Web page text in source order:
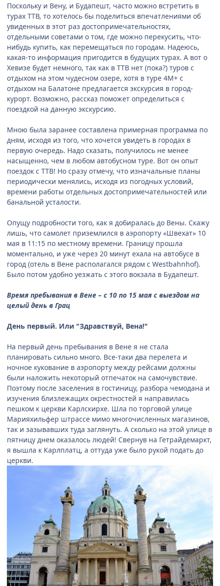
Поскольку и Вену, и Будапешт, часто можно встретить в
турах ТТВ, то хотелось бы поделиться впечатлениями об
увиденных в этот раз достопримечательностях,
отдельными советами о том, где можно перекусить, что-
нибудь купить, как перемещаться по городам. Надеюсь,
какая-то информация пригодится в будущих турах. А вот о
Хевизе будет немного, так как в ТТВ нет (пока?) туров с
отдыхом на этом чудесном озере, хотя в туре 4М+ с
отдыхом на Балатоне предлагается экскурсия в город-
курорт. Возможно, рассказ поможет определиться с
поездкой на данную экскурсию.
Мною была заранее составлена примерная программа по
дням, исходя из того, что хочется увидеть в городах в
первую очередь. Надо сказать, получилось не менее
насыщенно, чем в любом автобусном туре. Вот он опыт
поездок с ТТВ! Но сразу отмечу, что изначальные планы
периодически менялись, исходя из погодных условий,
времени работы отдельных достопримечательностей или
банальной усталости.
Опущу подробности того, как я добиралась до Вены. Скажу
лишь, что самолет приземлился в аэропорту «Швехат» 10
мая в 11:15 по местному времени. Границу прошла
моментально, и уже через 20 минут ехала на автобусе в
город (отель в Вене располагался рядом с Westbahnhof).
Было потом удобно уезжать с этого вокзала в Будапешт.
Время пребывания в Вене – с 10 по 15 мая с выездом на
целый день в Грац
День первый. Или "Здравствуй, Вена!"
На первый день пребывания в Вене я не стала
планировать сильно много. Все-таки два перелета и
ночное кукование в аэропорту между рейсами должны
были наложить некоторый отпечаток на самочувствие.
Поэтому после заселения в гостиницу, разбора чемодана и
изучения близлежащих окрестностей я направилась
пешком к церкви Карлскирхе. Шла по торговой улице
Марияхильфер штрассе мимо многочисленных магазинов,
так и зазывавших туда заглянуть. А сколько на этой улице в
пятницу днем оказалось людей! Свернув на Гетрайдемаркт,
я вышла к Карлплатц, а оттуда уже было рукой подать до
церкви.